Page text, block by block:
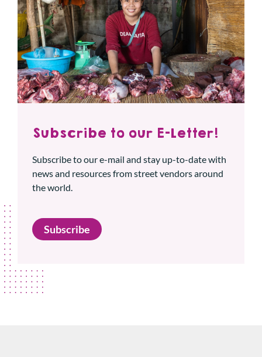
Subscribe to our E-Letter!
Subscribe to our e-mail and stay up-to-date with
news and resources from street vendors around
the world.
Subscribe